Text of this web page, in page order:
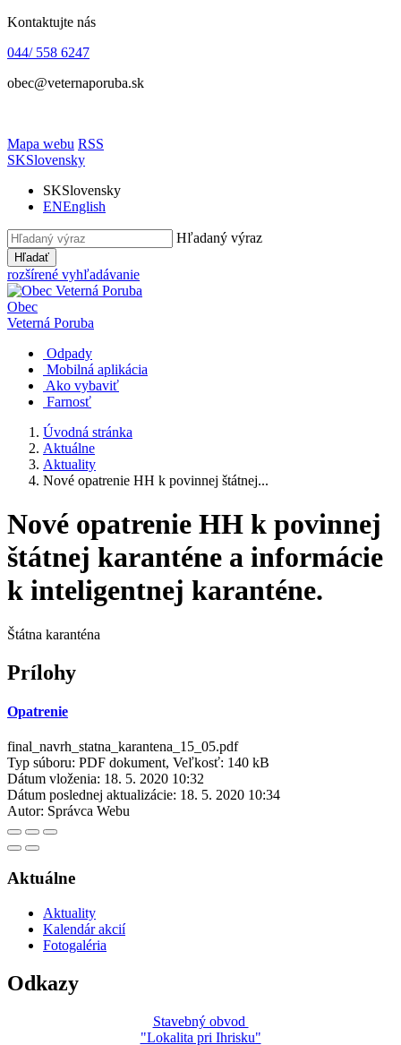
Kontaktujte nás
044/ 558 6247
obec@veternaporuba.sk
Mapa webu RSS
SKSlovensky
SKSlovensky
ENEnglish
Hľadaný výraz
Hľadať
rozšírené vyhľadávanie
Obec
Veterná Poruba
Odpady
Mobilná aplikácia
Ako vybaviť
Farnosť
Úvodná stránka
Aktuálne
Aktuality
Nové opatrenie HH k povinnej štátnej...
Nové opatrenie HH k povinnej
štátnej karanténe a informácie
k inteligentnej karanténe.
Štátna karanténa
Prílohy
Opatrenie
final_navrh_statna_karantena_15_05.pdf
Typ súboru: PDF dokument, Veľkosť: 140 kB
Dátum vloženia: 18. 5. 2020 10:32
Dátum poslednej aktualizácie: 18. 5. 2020 10:34
Autor: Správca Webu
Aktuálne
Aktuality
Kalendár akcií
Fotogaléria
Odkazy
Stavebný obvod
"Lokalita pri Ihrisku"